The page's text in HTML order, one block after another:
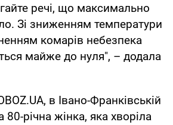
речі, що максимально
Зі зниженням температури
комарів небезпека
майже до нуля", – додала
в Івано-Франківській
80-річна жінка, яка хворіла